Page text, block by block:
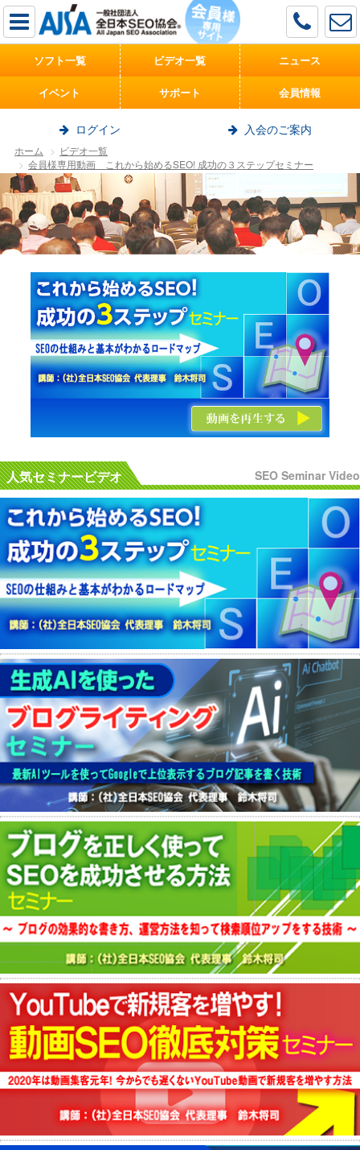
ソフト一覧 ビデオ一覧 ニュース
イベント サポート 会員情報
ログイン 入会のご案内
ホーム
ビデオ一覧
会員様専用動画 これから始めるSEO! 成功の３ステップセミナー
人気セミナービデオ SEO Seminar Video